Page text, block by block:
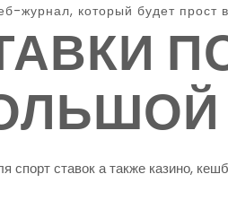
который будет прост
ставок а также казино,